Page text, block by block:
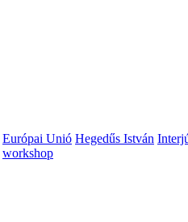
Európai Unió Hegedűs István
workshop